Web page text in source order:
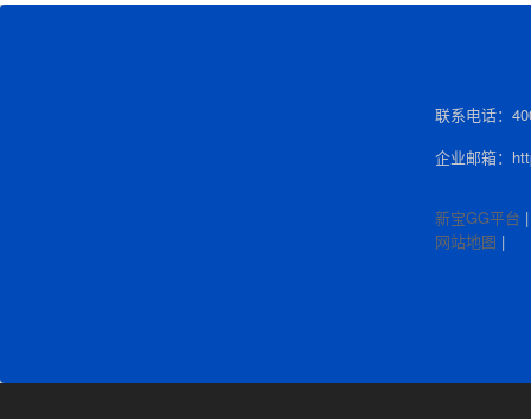
联系电话：
企业邮箱：
新宝GG平台
网站地图 |